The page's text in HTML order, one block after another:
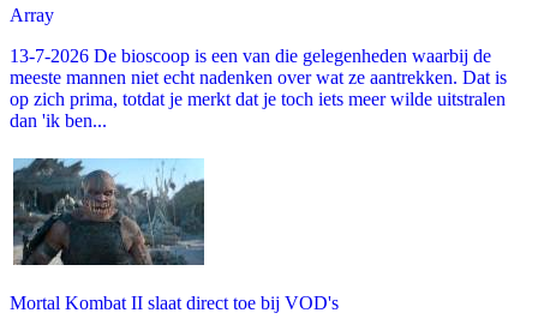
Array
13-7-2026 De bioscoop is een van die gelegenheden waarbij de
meeste mannen niet echt nadenken over wat ze aantrekken. Dat is
op zich prima, totdat je merkt dat je toch iets meer wilde uitstralen
dan 'ik ben...
Mortal Kombat II slaat direct toe bij VOD's